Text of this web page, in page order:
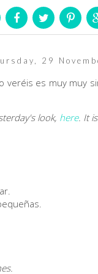
29
veréis es muy muy
look, here. It